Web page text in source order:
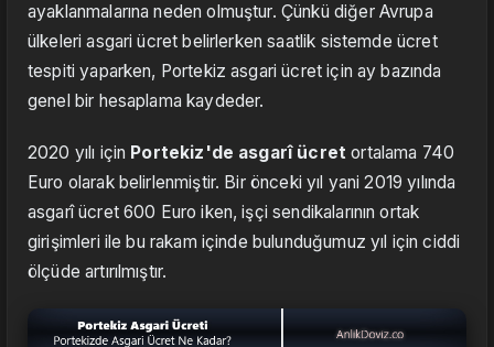
ayaklanmalarına neden olmuştur. Çünkü diğer Avrupa
ülkeleri asgari ücret belirlerken saatlik sistemde ücret
tespiti yaparken, Portekiz asgari ücret için ay bazında
genel bir hesaplama kaydeder.
2020 yılı için Portekiz'de asgarî ücret ortalama 740
Euro olarak belirlenmiştir. Bir önceki yıl yani 2019 yılında
asgarî ücret 600 Euro iken, işçi sendikalarının ortak
girişimleri ile bu rakam içinde bulunduğumuz yıl için ciddi
ölçüde artırılmıştır.